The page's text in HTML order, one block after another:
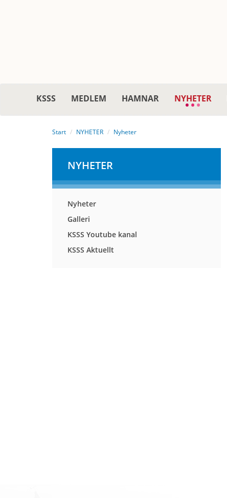
KSSS MEDLEM HAMNAR NYHETER
Start NYHETER Nyheter
NYHETER
Nyheter
Galleri
KSSS Youtube kanal
KSSS Aktuellt